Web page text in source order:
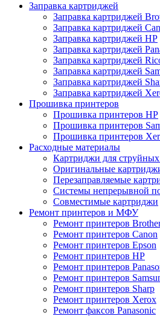
Заправка картриджей
Заправка картриджей
Заправка картриджей
Заправка картриджей HP
Заправка картриджей
Заправка картриджей
Заправка картриджей
Заправка картриджей
Заправка картриджей
Прошивка принтеров
Прошивка принтеров HP
Прошивка принтеров
Прошивка принтеров
Расходные материалы
Картриджи для
Оригинальные
Перезаправляемые
Системы непрерывной
Совместимые картриджи
Ремонт принтеров и МФУ
Ремонт принтеров
Ремонт принтеров Canon
Ремонт принтеров Epson
Ремонт принтеров HP
Ремонт принтеров
Ремонт принтеров
Ремонт принтеров Sharp
Ремонт принтеров Xerox
Ремонт факсов Panasonic